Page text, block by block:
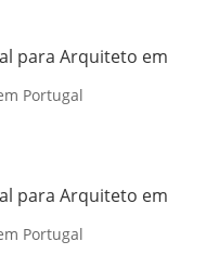
para Arquiteto em
Portugal
para Arquiteto em
Portugal